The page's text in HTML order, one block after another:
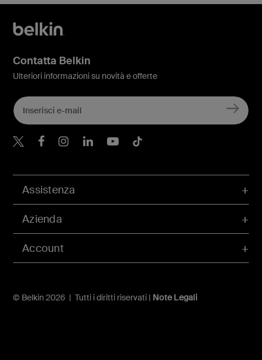
Account
Assistenza
Azienda
© Belkin 2026 | Tutti i diritti riservati | Note Legali
Contatta Belkin
Ulteriori informazioni su novità e offerte
Belkin Twitter
Belkin Facebook
Belkin Instagram
Belkin LinkedIn
Belkin Youtube
Belkin TikTok